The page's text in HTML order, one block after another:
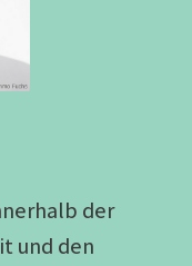
der
und den